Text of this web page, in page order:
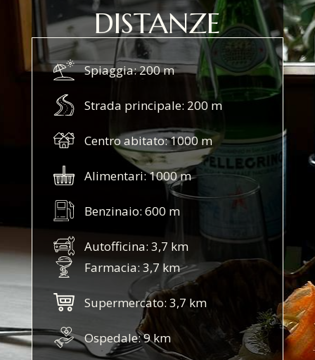
DISTANZE
Spiaggia: 200 m
Strada principale: 200 m
Centro abitato: 1000 m
Alimentari: 1000 m
Benzinaio: 600 m
Autofficina: 3,7 km
Farmacia: 3,7 km
Supermercato: 3,7 km
Ospedale: 9 km